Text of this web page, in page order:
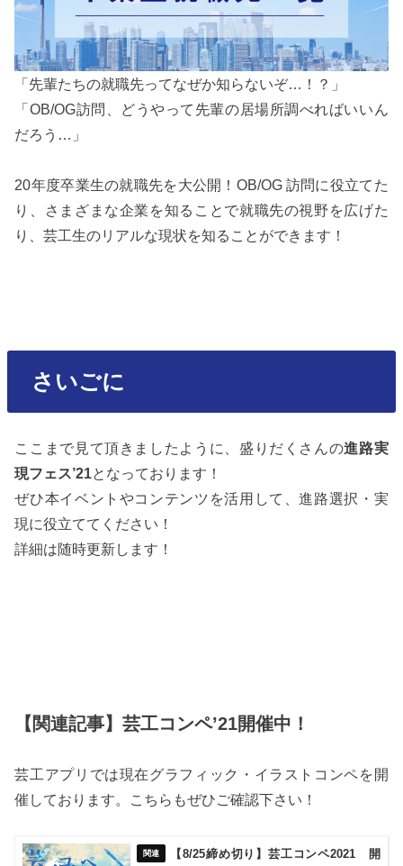
「先輩たちの就職先ってなぜか知らないぞ…！？」
「OB/OG訪問、どうやって先輩の居場所調べればいいん
だろう…」
20年度卒業生の就職先を大公開！OB/OG 訪問に役立てた
り、さまざまな企業を知ることで就職先の視野を広げた
り、芸工生のリアルな現状を知ることができます！
さいごに
ここまで見て頂きましたように、盛りだくさんの進路実
現フェス’21となっております！
ぜひ本イベントやコンテンツを活用して、進路選択・実
現に役立ててください！
詳細は随時更新します！
【関連記事】芸工コンペ’21開催中！
芸工アプリでは現在グラフィック・イラストコンペを開
催しております。こちらもぜひご確認下さい！
【8/25締め切り】芸工コンペ2021 開